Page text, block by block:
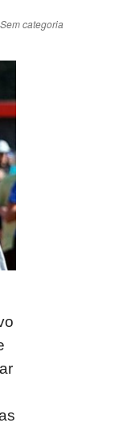
Sem categoria